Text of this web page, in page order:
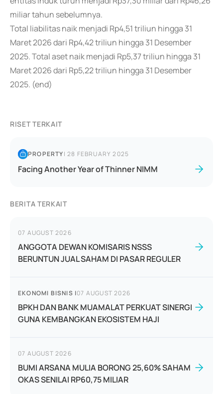
miliar tahun sebelumnya.
Total liabilitas naik menjadi Rp4,51 triliun hingga 31
Maret 2026 dari Rp4,42 triliun hingga 31 Desember
2025. Total aset naik menjadi Rp5,37 triliun hingga 31
Maret 2026 dari Rp5,22 triliun hingga 31 Desember
2025. (end)
RISET TERKAIT
PROPERTY|28 FEBRUARY 2025
Facing Another Year of Thinner NIMM
BERITA TERKAIT
07 AUGUST 2026
ANGGOTA DEWAN KOMISARIS NSSS
BERUNTUN JUAL SAHAM DI PASAR REGULER
EKONOMI BISNIS |07 AUGUST 2026
BPKH DAN BANK MUAMALAT PERKUAT SINERGI
GUNA KEMBANGKAN EKOSISTEM HAJI
07 AUGUST 2026
BUMI ARSANA MULIA BORONG 25,60% SAHAM
OKAS SENILAI RP60,75 MILIAR